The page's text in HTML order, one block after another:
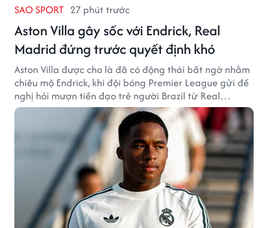
SAO SPORT 27 phút trước
Aston Villa gây sốc với Endrick, Real
Madrid đứng trước quyết định khó
Aston Villa được cho là đã có động thái bất ngờ nhằm
chiêu mộ Endrick, khi đội bóng Premier League gửi đề
nghị hỏi mượn tiền đạo trẻ người Brazil từ Real
Madrid.